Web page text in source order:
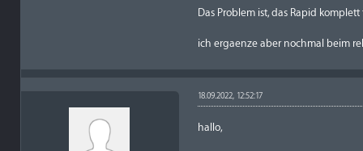
Das Problem ist, das Rapid
ich ergaenze aber nochmal beim
18.09.2022, 12:52:17
hallo,